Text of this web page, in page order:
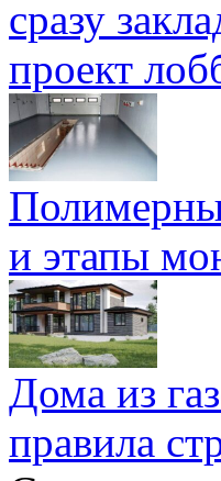
сразу
проект
и этапы
Дома из
правила